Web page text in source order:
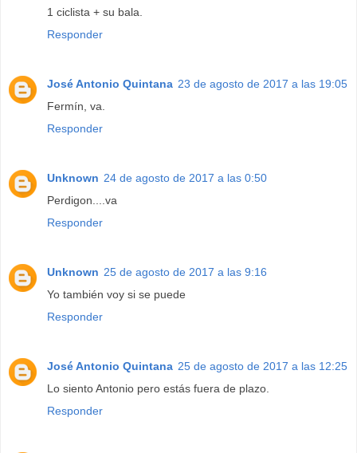
1 ciclista + su bala.
Responder
José Antonio Quintana 23 de agosto de 2017 a las 19:05
Fermín, va.
Responder
Unknown 24 de agosto de 2017 a las 0:50
Perdigon....va
Responder
Unknown 25 de agosto de 2017 a las 9:16
Yo también voy si se puede
Responder
José Antonio Quintana 25 de agosto de 2017 a las 12:25
Lo siento Antonio pero estás fuera de plazo.
Responder